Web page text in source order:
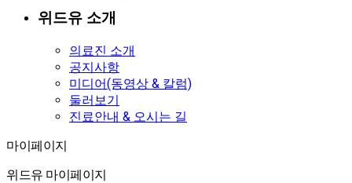
위드유 소개
의료진 소개
공지사항
미디어(동영상 & 칼럼)
둘러보기
진료안내 & 오시는 길
마이페이지
마이페이지
위드유 마이페이지